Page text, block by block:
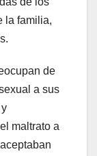
la familia,
de
a sus
maltrato a